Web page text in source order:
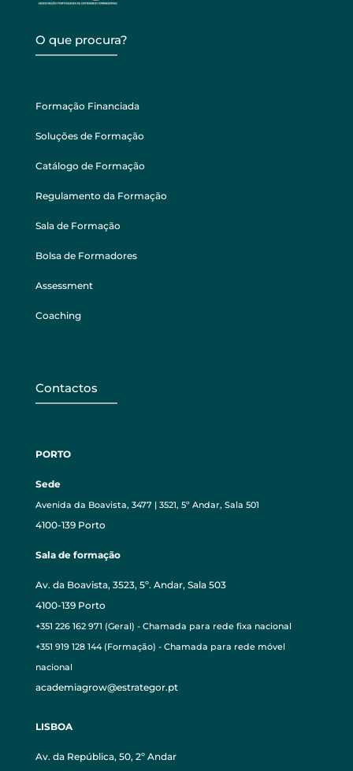
O que procura?
Formação Financiada
Soluções de Formação
Catálogo de Formação
Regulamento da Formação
Sala de Formação
Bolsa de Formadores
Assessment
Coaching
Contactos
PORTO
Sede
Avenida da Boavista, 3477 | 3521, 5º Andar, Sala 501
4100-139 Porto
Sala de formação
Av. da Boavista, 3523, 5º. Andar, Sala 503
4100-139 Porto
+351 226 162 971 (Geral) - Chamada para rede fixa nacional
+351 919 128 144 (Formação) - Chamada para rede móvel
nacional
academiagrow@estrategor.pt
LISBOA
Av. da República, 50, 2º Andar